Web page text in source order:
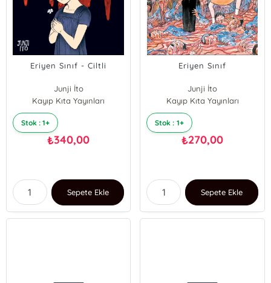
Eriyen Sınıf - Ciltli
Junji İto
Kayıp Kıta Yayınları
Stok : 1+
₺340,00
Sepete Ekle
Eriyen Sınıf
Junji İto
Kayıp Kıta Yayınları
Stok : 1+
₺270,00
Sepete Ekle